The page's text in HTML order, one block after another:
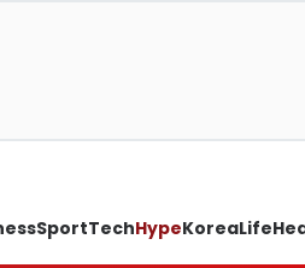
SportTechHypeKoreaLife